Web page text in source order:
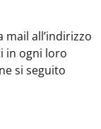
all’indirizzo
in ogni loro
si seguito